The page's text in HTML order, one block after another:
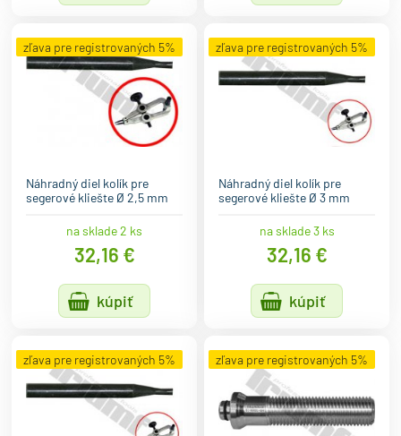
zľava pre registrovaných 5%
Náhradný diel kolík pre
segerové kliešte Ø 2,5 mm
na sklade 2 ks
32,16 €
kúpiť
zľava pre registrovaných 5%
Náhradný diel kolík pre
segerové kliešte Ø 3 mm
na sklade 3 ks
32,16 €
kúpiť
zľava pre registrovaných 5% zľava pre registrovaných 5%